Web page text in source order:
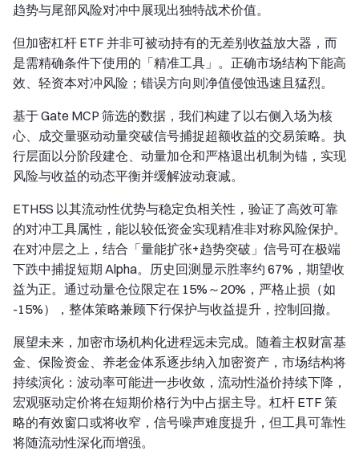
趋势与尾部风险对冲中展现出独特战术价值。
但加密杠杆 ETF 并非可被动持有的无差别收益放大器，而
是需精确条件下使用的「精准工具」。正确市场结构下能高
效、轻资本对冲风险；错误方向则净值侵蚀迅速且猛烈。
基于 Gate MCP 筛选的数据，我们构建了以右侧入场为核
心、成交量驱动动量突破信号捕捉超额收益的交易策略。执
行层面以分阶段建仓、动量加仓和严格退出机制为锚，实现
风险与收益的动态平衡并缓解波动衰减。
ETH5S 以其流动性优势与稳定负相关性，验证了高效可靠
的对冲工具属性，能以较低资金实现精准非对称风险保护。
在对冲层之上，结合「量能扩张+趋势突破」信号可在极端
下跌中捕捉短期 Alpha。历史回测显示胜率约 67%，期望收
益为正。通过动量仓位限定在 15%～20%，严格止损（如
-15%），整体策略兼顾下行保护与收益提升，控制回撤。
展望未来，加密市场机构化进程远未完成。随着主权财富基
金、保险资金、养老金体系逐步纳入加密资产，市场结构将
持续演化：波动率可能进一步收敛，流动性溢价持续下降，
宏观驱动定价将在短期价格行为中占据主导。杠杆 ETF 策
略的有效窗口或将收窄，信号噪声难度提升，但工具可靠性
将随流动性深化而增强。